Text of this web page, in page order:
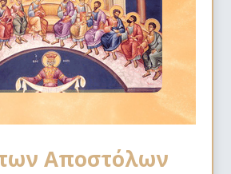
Αποστόλων